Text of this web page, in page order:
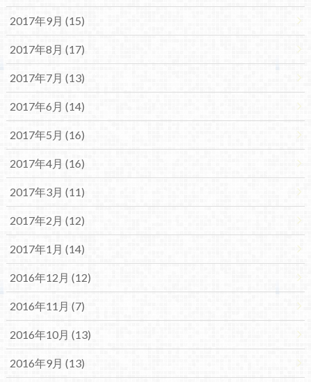
2017年9月 (15)
2017年8月 (17)
2017年7月 (13)
2017年6月 (14)
2017年5月 (16)
2017年4月 (16)
2017年3月 (11)
2017年2月 (12)
2017年1月 (14)
2016年12月 (12)
2016年11月 (7)
2016年10月 (13)
2016年9月 (13)